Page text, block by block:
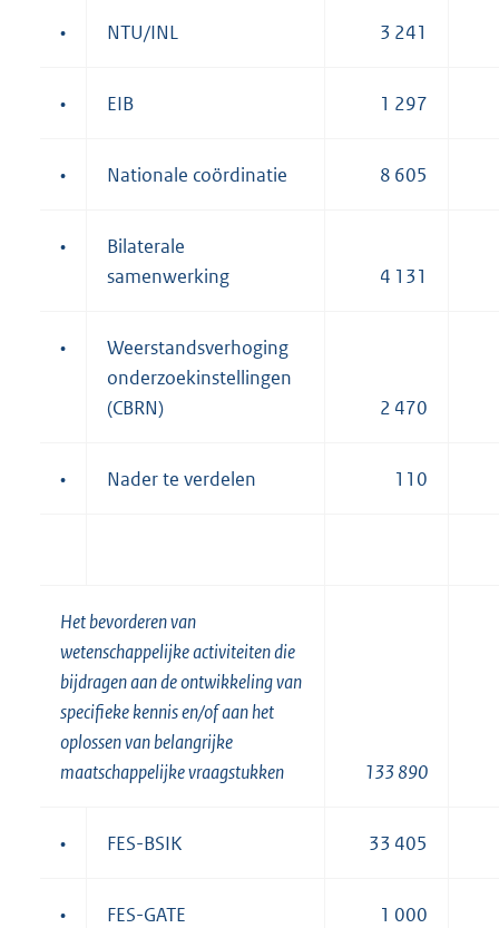
• NTU/INL 3 241
• EIB 1 297
• Nationale coördinatie 8 605
•
Bilaterale
samenwerking
4 131
•
Weerstandsverhoging
onderzoekinstellingen
(CBRN)
2 470
• Nader te verdelen 110
Het bevorderen van
wetenschappelijke activiteiten die
bijdragen aan de ontwikkeling van
specifieke kennis en/of aan het
oplossen van belangrijke
maatschappelijke vraagstukken
133 890
• FES-BSIK 33 405
• FES-GATE 1 000